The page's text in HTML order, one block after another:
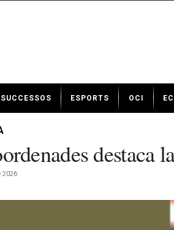
SUCCESSOS ESPORTS OCI
destaca
2026